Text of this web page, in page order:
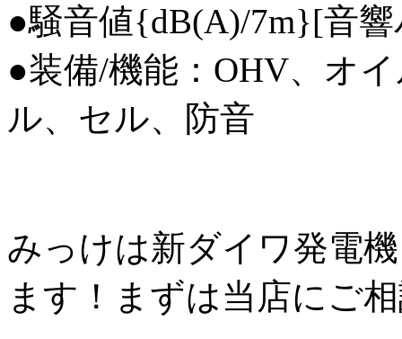
●騒音値{dB(A)/7m}[音
●装備/機能：OHV、オ
ル、セル、防音
みっけは新ダイワ発電
ます！まずは当店にご